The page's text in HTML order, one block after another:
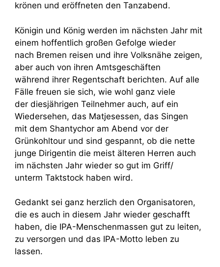
krönen und eröffneten den Tanzabend.
Königin und König werden im nächsten Jahr mit
einem hoffentlich großen Gefolge wieder
nach Bremen reisen und ihre Volksnähe zeigen,
aber auch von ihren Amtsgeschäften
während ihrer Regentschaft berichten. Auf alle
Fälle freuen sie sich, wie wohl ganz viele
der diesjährigen Teilnehmer auch, auf ein
Wiedersehen, das Matjesessen, das Singen
mit dem Shantychor am Abend vor der
Grünkohltour und sind gespannt, ob die nette
junge Dirigentin die meist älteren Herren auch
im nächsten Jahr wieder so gut im Griff/
unterm Taktstock haben wird.
Gedankt sei ganz herzlich den Organisatoren,
die es auch in diesem Jahr wieder geschafft
haben, die IPA-Menschenmassen gut zu leiten,
zu versorgen und das IPA-Motto leben zu
lassen.